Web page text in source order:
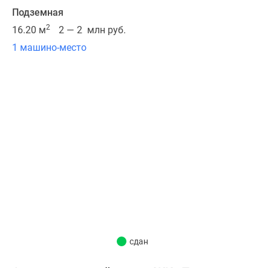
высокий
уровень
теплоизоляции,
повышенную
Подземная
16.20 м2
2 — 2 млн руб.
1 машино-место
сдан